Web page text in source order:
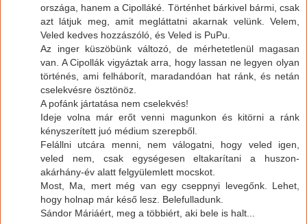
országa, hanem a Cipolláké. Történhet bárkivel bármi, csak
azt látjuk meg, amit megláttatni akarnak velünk. Velem,
Veled kedves hozzászóló, és Veled is PuPu.
Az inger küszöbünk változó, de mérhetetlenül magasan
van. A Cipollák vigyáztak arra, hogy lassan ne legyen olyan
történés, ami felháborít, maradandóan hat ránk, és netán
cselekvésre ösztönöz.
A pofánk jártatása nem cselekvés!
Ideje volna már erőt venni magunkon és kitörni a ránk
kényszerített juó médium szerepből.
Felállni utcára menni, nem válogatni, hogy veled igen,
veled nem, csak egységesen eltakarítani a huszon-
akárhány-év alatt felgyülemlett mocskot.
Most, Ma, mert még van egy cseppnyi levegőnk. Lehet,
hogy holnap már késő lesz. Belefulladunk.
Sándor Máriáért, meg a többiért, aki bele is halt...